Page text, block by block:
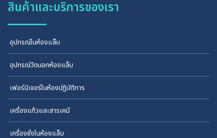
สินค้าและบริการของเรา
อุปกรณ์ในห้องแล็บ
อุปกรณ์วัดนอกห้องแล็บ
เฟอร์นิเจอร์ในห้องปฏิบัติการ
เครื่องแก้วและสารเคมี
เครื่องชั่งในห้องแล็บ